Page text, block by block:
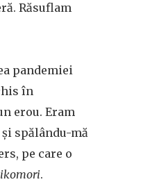
Răsuflam
pandemiei
în
erou. Eram
spălându-mă
pe care o
.